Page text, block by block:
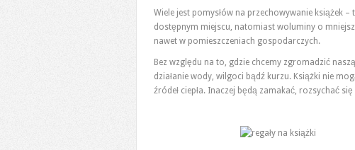
Wiele jest pomysłów na przechowywanie książek
dostępnym miejscu, natomiast woluminy o
nawet w pomieszczeniach gospodarczych.
Bez względu na to, gdzie chcemy zgromadzić
działanie wody, wilgoci bądź kurzu. Książki nie
źródeł ciepła. Inaczej będą zamakać, rozsychać się